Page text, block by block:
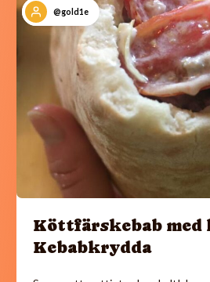
@gold1e
Köttfärskebab med
Kebabkrydda